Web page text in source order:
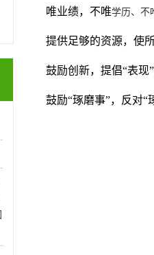
唯业绩，不唯学历、不
提供足够的资源，使
鼓励创新，提倡“表现
鼓励“琢磨事”，反对“